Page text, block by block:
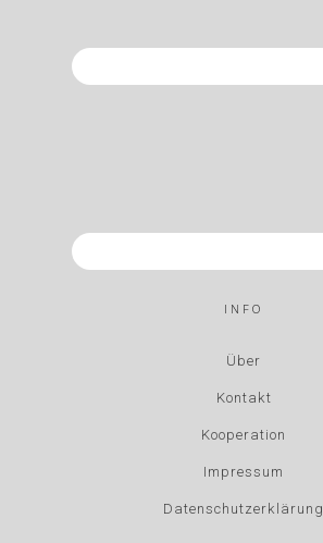
INFO
Über
Kontakt
Kooperation
Impressum
Datenschutzerklärung